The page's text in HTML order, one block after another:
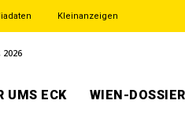
Kleinanzeigen
UMS ECK WIEN-